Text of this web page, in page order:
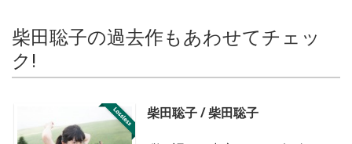
柴田聡子の過去作もあわせてチェッ
ク!
柴田聡子 / 柴田聡子